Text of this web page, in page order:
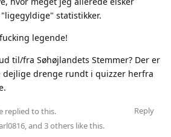
statistikker.
legende!
til/fra Søhøjlandets Stemmer? Der er
drenge rundt i quizzer herfra
Reply
replied to this.
, and 3others like this.